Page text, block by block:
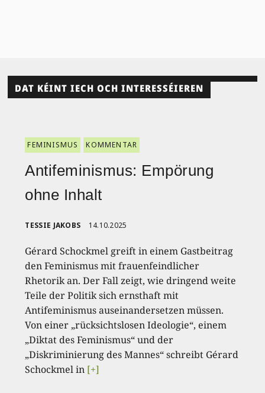
DAT KÉINT IECH OCH INTERESSÉIEREN
FEMINISMUS KOMMENTAR
Antifeminismus: Empörung
ohne Inhalt
TESSIE JAKOBS 14.10.2025
Gérard Schockmel greift in einem Gastbeitrag
den Feminismus mit frauenfeindlicher
Rhetorik an. Der Fall zeigt, wie dringend weite
Teile der Politik sich ernsthaft mit
Antifeminismus auseinandersetzen müssen.
Von einer „rücksichtslosen Ideologie“, einem
„Diktat des Feminismus“ und der
„Diskriminierung des Mannes“ schreibt Gérard
Schockmel in [+]